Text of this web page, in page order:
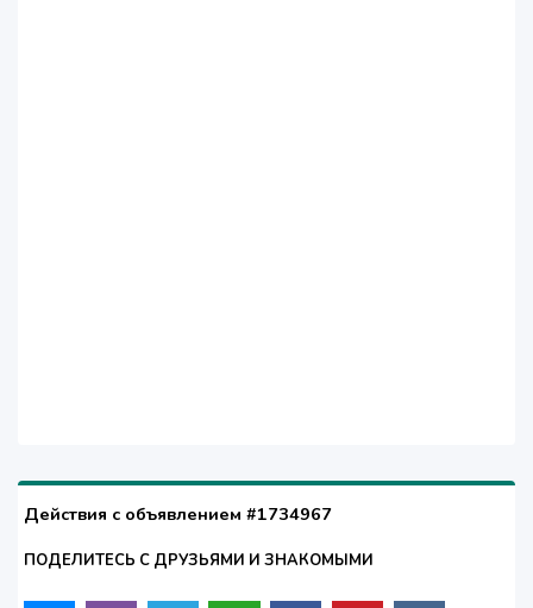
Действия с объявлением #1734967
ПОДЕЛИТЕСЬ С ДРУЗЬЯМИ И ЗНАКОМЫМИ